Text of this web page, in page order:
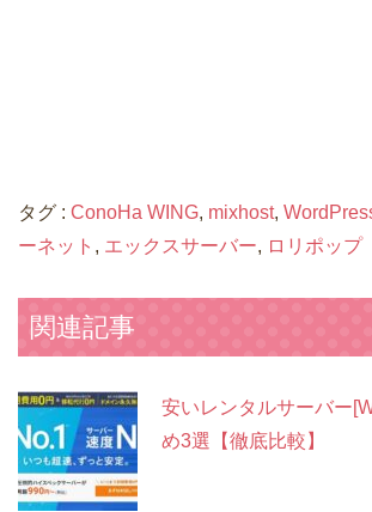
タグ : ConoHa WING, mixhost,
ーネット , エックスサーバー, ロリポップ
関連記事
安いレンタルサーバー
め3選【徹底比較】